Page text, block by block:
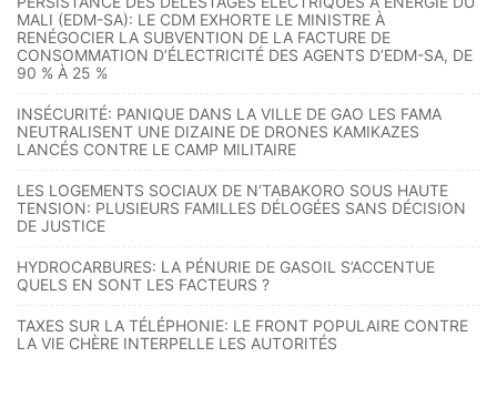
MALI (EDM-SA): LE CDM EXHORTE LE MINISTRE À
RENÉGOCIER LA SUBVENTION DE LA FACTURE DE
CONSOMMATION D’ÉLECTRICITÉ DES AGENTS D’EDM-SA, DE
90 % À 25 %
INSÉCURITÉ: PANIQUE DANS LA VILLE DE GAO LES FAMA
NEUTRALISENT UNE DIZAINE DE DRONES KAMIKAZES
LANCÉS CONTRE LE CAMP MILITAIRE
LES LOGEMENTS SOCIAUX DE N’TABAKORO SOUS HAUTE
TENSION: PLUSIEURS FAMILLES DÉLOGÉES SANS DÉCISION
DE JUSTICE
HYDROCARBURES: LA PÉNURIE DE GASOIL S’ACCENTUE
QUELS EN SONT LES FACTEURS ?
TAXES SUR LA TÉLÉPHONIE: LE FRONT POPULAIRE CONTRE
LA VIE CHÈRE INTERPELLE LES AUTORITÉS